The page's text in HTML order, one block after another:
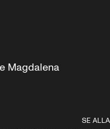
Magdalena
SE ALLA